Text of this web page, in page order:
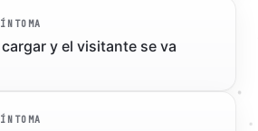
y el visitante se va